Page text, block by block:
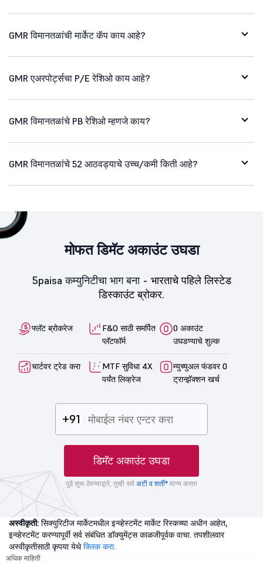
GMR विमानतळांची मार्केट कॅप काय आहे?
GMR एअरपोर्ट्सचा P/E रेशिओ काय आहे?
GMR विमानतळांचे PB रेशिओ म्हणजे काय?
GMR विमानतळांचे 52 आठवड्याचे उच्च/कमी किती आहे?
मोफत डिमॅट अकाउंट उघडा
5paisa कम्युनिटीचा भाग बना - भारताचे पहिले लिस्टेड
डिस्काउंट ब्रोकर.
फ्लॅट ब्रोकरेज
F&O साठी समर्पित
प्लॅटफॉर्म
0 अकाउंट
उघडण्याचे शुल्क
चार्टवर ट्रेड करा
MTF सुविधा 4X
पर्यंत लिव्हरेज
म्युच्युअल फंडवर 0
ट्रान्झॅक्शन खर्च
+91
डिमॅट अकाउंट उघडा
पुढे सुरू ठेवण्याद्वारे, तुम्ही सर्व अटी व शर्ती* मान्य करता
अस्वीकृती: सिक्युरिटीज मार्केटमधील इन्व्हेस्टमेंट मार्केट रिस्कच्या अधीन आहेत,
इन्व्हेस्टमेंट करण्यापूर्वी सर्व संबंधित डॉक्युमेंट्स काळजीपूर्वक वाचा. तपशीलवार
अस्वीकृतीसाठी कृपया येथेक्लिक करा.
अधिक माहिती